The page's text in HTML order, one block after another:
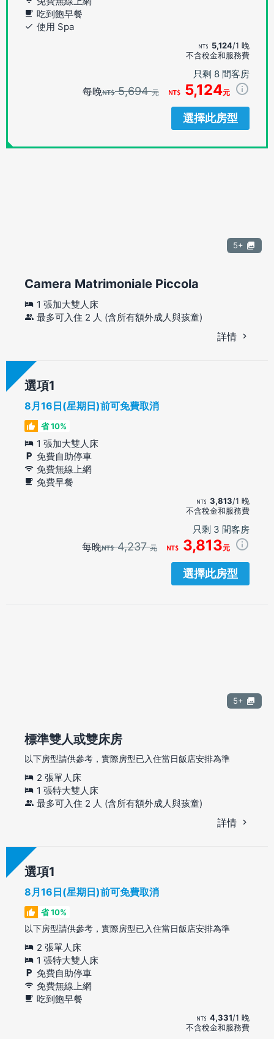
吃到飽早餐
使用 Spa
5,124/1 晚
不含稅金和服務費
只剩 8 間客房
每晚 5,694元 5,124元
選擇此房型
5+
Camera Matrimoniale Piccola
1 張加大雙人床
最多可入住 2 人 (含所有額外成人與孩童)
詳情
選項
8月16日(星期日)前可免費取消
省 10%
1 張加大雙人床
免費自助停車
免費無線上網
免費早餐
3,813/1 晚
不含稅金和服務費
只剩 3 間客房
每晚 4,237元 3,813元
選擇此房型
5+
標準雙人或雙床房
以下房型請供參考，實際房型已入住當日飯店安排為準
2 張單人床
1 張特大雙人床
最多可入住 2 人 (含所有額外成人與孩童)
詳情
選項
8月16日(星期日)前可免費取消
省 10%
以下房型請供參考，實際房型已入住當日飯店安排為準
2 張單人床
1 張特大雙人床
免費自助停車
免費無線上網
吃到飽早餐
4,331/1 晚
不含稅金和服務費